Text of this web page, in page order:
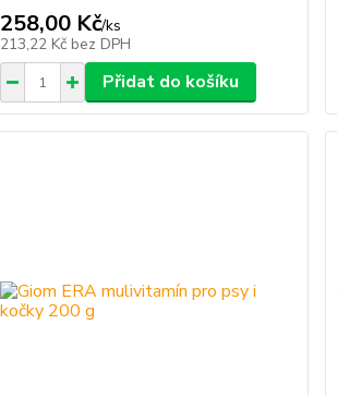
258,00 Kč/ks
213,22 Kč bez DPH
Přidat do košíku